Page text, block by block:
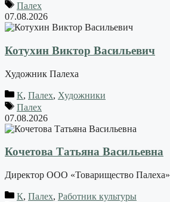
Палех
07.08.2026
Котухин Виктор Васильевич
Художник Палеха
К, Палех, Художники
Палех
07.08.2026
Кочетова Татьяна Васильевна
Директор ООО «Товарищество Палеха»
К, Палех, Работник культуры